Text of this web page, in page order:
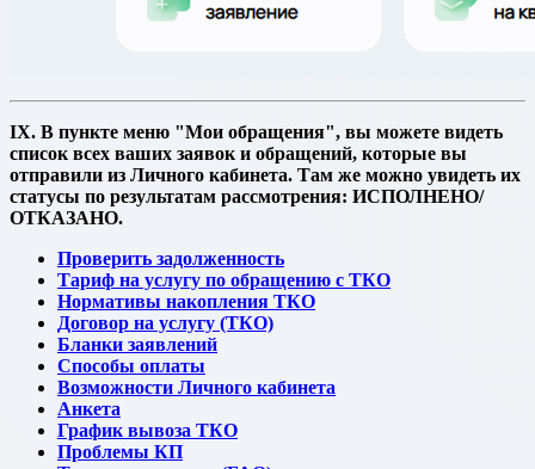
IX. В пункте меню "Мои обращения", вы можете видеть
список всех ваших заявок и обращений, которые вы
отправили из Личного кабинета. Там же можно увидеть их
статусы по результатам рассмотрения: ИСПОЛНЕНО/
ОТКАЗАНО.
Проверить задолженность
Тариф на услугу по обращению с ТКО
Нормативы накопления ТКО
Договор на услугу (ТКО)
Бланки заявлений
Способы оплаты
Возможности Личного кабинета
Анкета
График вывоза ТКО
Проблемы КП